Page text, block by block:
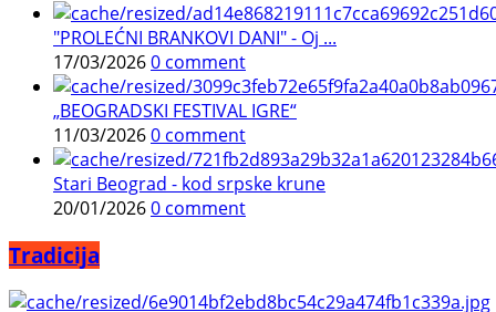
"PROLEĆNI BRANKOVI DANI" - Oj ...
17/03/20260 comment
„BEOGRADSKI FESTIVAL IGRE“
11/03/20260 comment
Stari Beograd - kod srpske krune
20/01/20260 comment
Tradicija